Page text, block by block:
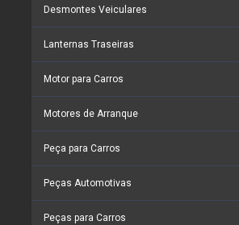
Desmontes Veiculares
Lanternas Traseiras
Motor para Carros
Motores de Arranque
Peça para Carros
Peças Automotivas
Peças para Carros